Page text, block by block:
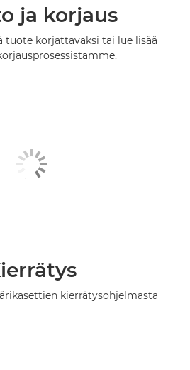
ja korjaus
tuote korjattavaksi tai lue lisää
kierrätysohjelmasta